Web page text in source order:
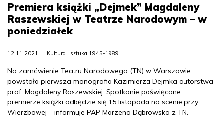
Premiera książki „Dejmek” Magdaleny
Raszewskiej w Teatrze Narodowym – w
poniedziałek
12.11.2021 Kultura i sztuka 1945-1989
Na zamówienie Teatru Narodowego (TN) w Warszawie
powstała pierwsza monografia Kazimierza Dejmka autorstwa
prof. Magdaleny Raszewskiej. Spotkanie poświęcone
premierze książki odbędzie się 15 listopada na scenie przy
Wierzbowej – informuje PAP Marzena Dąbrowska z TN.